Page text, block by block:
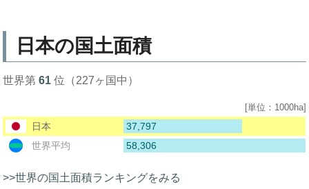
日本の国土面積
世界第61 位（227ヶ国中）
[単位：1000ha]
日本
37,797
世界平均
58,306
>>世界の国土面積ランキングをみる